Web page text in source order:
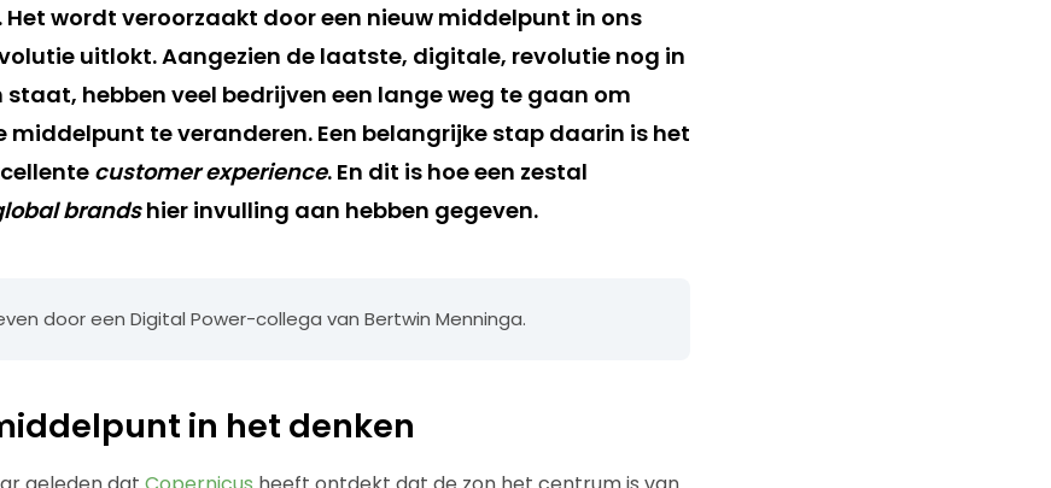
wordt veroorzaakt door een nieuw middelpunt in ons
uitlokt. Aangezien de laatste, digitale, revolutie nog in
staat, hebben veel bedrijven een lange weg te gaan om
middelpunt te veranderen. Een belangrijke stap daarin is het
customer experience. En dit is hoe een zestal
brandshier invulling aan hebben gegeven.
door een Digital Power-collega van Bertwin Menninga.
in het denken